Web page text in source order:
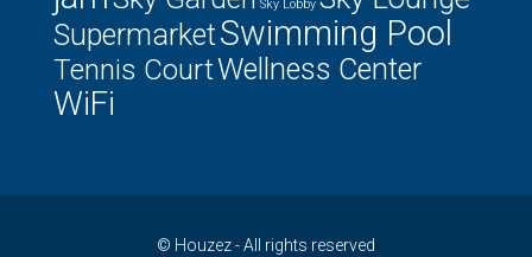
Sky Lobby
SupermarketSwimming Pool
Tennis CourtWellness Center
WiFi
© Houzez - All rights reserved